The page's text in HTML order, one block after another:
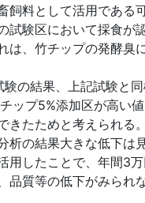
料として活用である
試験区において採食
は、竹チップの発酵
の結果、上記試験と
ップ5%添加区が高い
たためと考えられる。
の結果大きな低下は
用したことで、年間3
品質等の低下がみら